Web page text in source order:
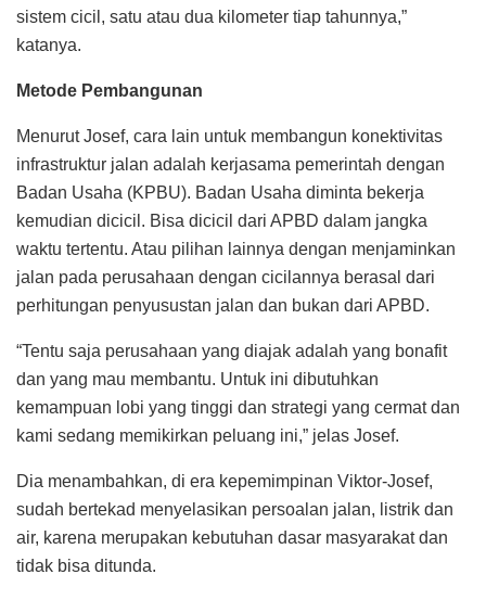
sistem cicil, satu atau dua kilometer tiap tahunnya,”
katanya.
Metode Pembangunan
Menurut Josef, cara lain untuk membangun konektivitas
infrastruktur jalan adalah kerjasama pemerintah dengan
Badan Usaha (KPBU). Badan Usaha diminta bekerja
kemudian dicicil. Bisa dicicil dari APBD dalam jangka
waktu tertentu. Atau pilihan lainnya dengan menjaminkan
jalan pada perusahaan dengan cicilannya berasal dari
perhitungan penyusustan jalan dan bukan dari APBD.
“Tentu saja perusahaan yang diajak adalah yang bonafit
dan yang mau membantu. Untuk ini dibutuhkan
kemampuan lobi yang tinggi dan strategi yang cermat dan
kami sedang memikirkan peluang ini,” jelas Josef.
Dia menambahkan, di era kepemimpinan Viktor-Josef,
sudah bertekad menyelasikan persoalan jalan, listrik dan
air, karena merupakan kebutuhan dasar masyarakat dan
tidak bisa ditunda.